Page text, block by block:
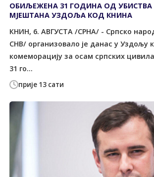
прије 13 сати
ОБИЉЕЖЕНА 31 ГОДИНА ОД УБИСТВА
МЈЕШТАНА УЗДОЉА КОД КНИНА
КНИН, 6. АВГУСТА /СРНА/ - Српско
СНВ/ организовало је данас у Уздољу
комеморацију за осам српских цивила
31 го...